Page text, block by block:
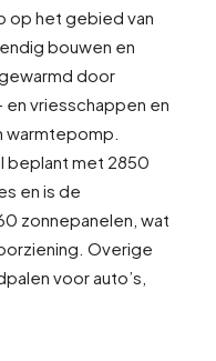
op het gebied van
bouwen en
door
vriesschappen en
warmtepomp.
beplant met 2850
en is de
zonnepanelen, wat
Overige
voor auto’s,